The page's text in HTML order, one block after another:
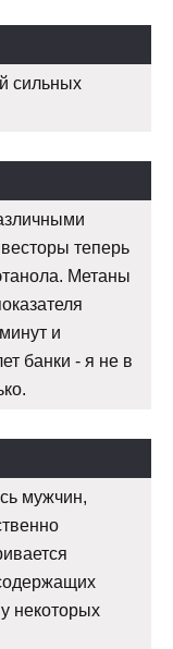
сильных
теперь
Метаны
и
банки - я не в
мужчин,
некоторых